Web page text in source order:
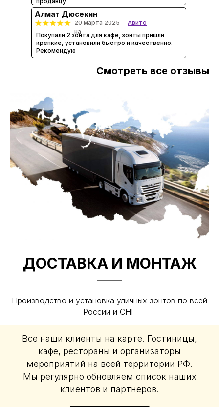
Алмат Дюсекин
20 марта 2025
на
Покупали 2 зонта для кафе, зонты пришли
крепкие, установили быстро и качественно.
Рекомендую
Авито
Смотреть все отзывы
ДОСТАВКА И МОНТАЖ
Производство и установка уличных зонтов по всей
России и СНГ
Все наши клиенты на карте. Гостиницы,
кафе, рестораны и организаторы
мероприятий на всей территории РФ.
Мы регулярно обновляем список наших
клиентов и партнеров.